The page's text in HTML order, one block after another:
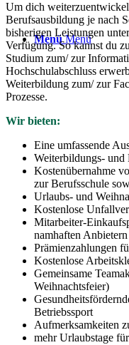
Menü Menü
Um dich
Berufsausbildung je nach
bisherigen Leistungen
Verfügung. So kannst du
Studium zum/ zur
Hochschulabschluss
Weiterbildung zum/ zur
Prozesse.
Wir bieten:
Eine umfassende
Weiterbildungs-
Kostenübernahme
zur Berufsschule
Urlaubs- und
Kostenlose
Mitarbeiter-
namhaften Anbietern
Prämienzahlungen
Kostenlose
Gemeinsame
Weihnachtsfeier)
Betriebssport
Aufmerksamkeiten
mehr Urlaubstage